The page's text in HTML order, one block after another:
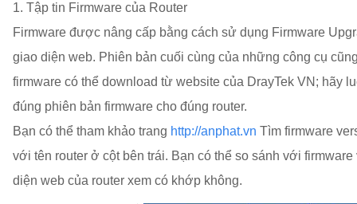
1. Tập tin Firmware của Router
Firmware được nâng cấp bằng cách sử dụng Firmware
giao diện web. Phiên bản cuối cùng của những công cụ
firmware có thể download từ website của DrayTek VN; hãy
đúng phiên bản firmware cho đúng router.
Bạn có thể tham khảo trang http://anphat.vn Tìm firmware
với tên router ở cột bên trái. Bạn có thể so sánh với
diện web của router xem có khớp không.